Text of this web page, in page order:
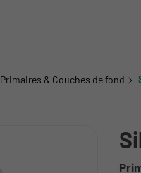
Primaires & Couches de fond